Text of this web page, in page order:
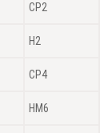
CP2
H2
CP4
HM6